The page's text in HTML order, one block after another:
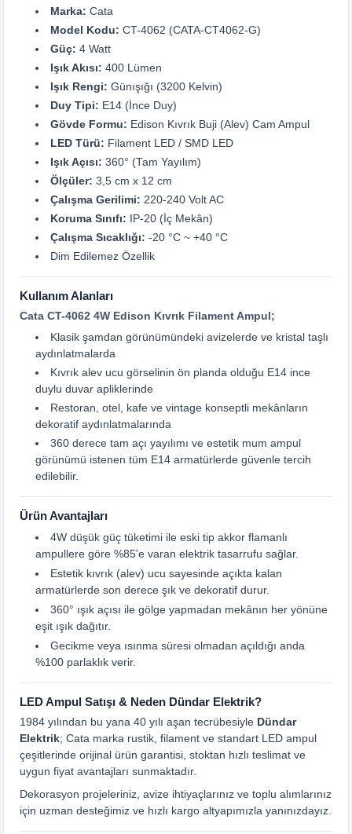
Marka: Cata
Model Kodu: CT-4062 (CATA-CT4062-G)
Güç: 4 Watt
Işık Akısı: 400 Lümen
Işık Rengi: Günışığı (3200 Kelvin)
Duy Tipi: E14 (İnce Duy)
Gövde Formu: Edison Kıvrık Buji (Alev) Cam Ampul
LED Türü: Filament LED / SMD LED
Işık Açısı: 360° (Tam Yayılım)
Ölçüler: 3,5 cm x 12 cm
Çalışma Gerilimi: 220-240 Volt AC
Koruma Sınıfı: IP-20 (İç Mekân)
Çalışma Sıcaklığı: -20 °C ~ +40 °C
Dim Edilemez Özellik
Kullanım Alanları
Cata CT-4062 4W Edison Kıvrık Filament Ampul;
Klasik şamdan görünümündeki avizelerde ve kristal taşlı
aydınlatmalarda
Kıvrık alev ucu görselinin ön planda olduğu E14 ince
duylu duvar apliklerinde
Restoran, otel, kafe ve vintage konseptli mekânların
dekoratif aydınlatmalarında
360 derece tam açı yayılımı ve estetik mum ampul
görünümü istenen tüm E14 armatürlerde güvenle tercih
edilebilir.
Ürün Avantajları
4W düşük güç tüketimi ile eski tip akkor flamanlı
ampullere göre %85'e varan elektrik tasarrufu sağlar.
Estetik kıvrık (alev) ucu sayesinde açıkta kalan
armatürlerde son derece şık ve dekoratif durur.
360° ışık açısı ile gölge yapmadan mekânın her yönüne
eşit ışık dağıtır.
Gecikme veya ısınma süresi olmadan açıldığı anda
%100 parlaklık verir.
LED Ampul Satışı & Neden Dündar Elektrik?
1984 yılından bu yana 40 yılı aşan tecrübesiyle Dündar
Elektrik; Cata marka rustik, filament ve standart LED ampul
çeşitlerinde orijinal ürün garantisi, stoktan hızlı teslimat ve
uygun fiyat avantajları sunmaktadır.
Dekorasyon projeleriniz, avize ihtiyaçlarınız ve toplu alımlarınız
için uzman desteğimiz ve hızlı kargo altyapımızla yanınızdayız.